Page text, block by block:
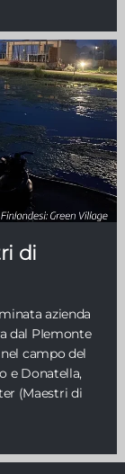
di
azienda
dal PIemonte
campo del
e Donatella,
(Maestri di